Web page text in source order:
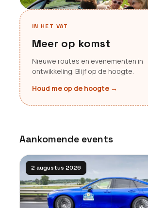
IN HET VAT
Meer op komst
Nieuwe routes en evenementen in
ontwikkeling. Blijf op de hoogte.
Houd me op de hoogte→
Aankomende events
2 augustus 2026